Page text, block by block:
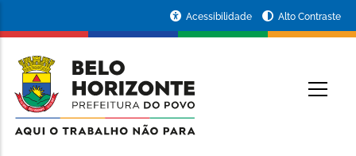
conteúdo
principal
da
Prefeitura
de
Acessibilidade Alto Contraste